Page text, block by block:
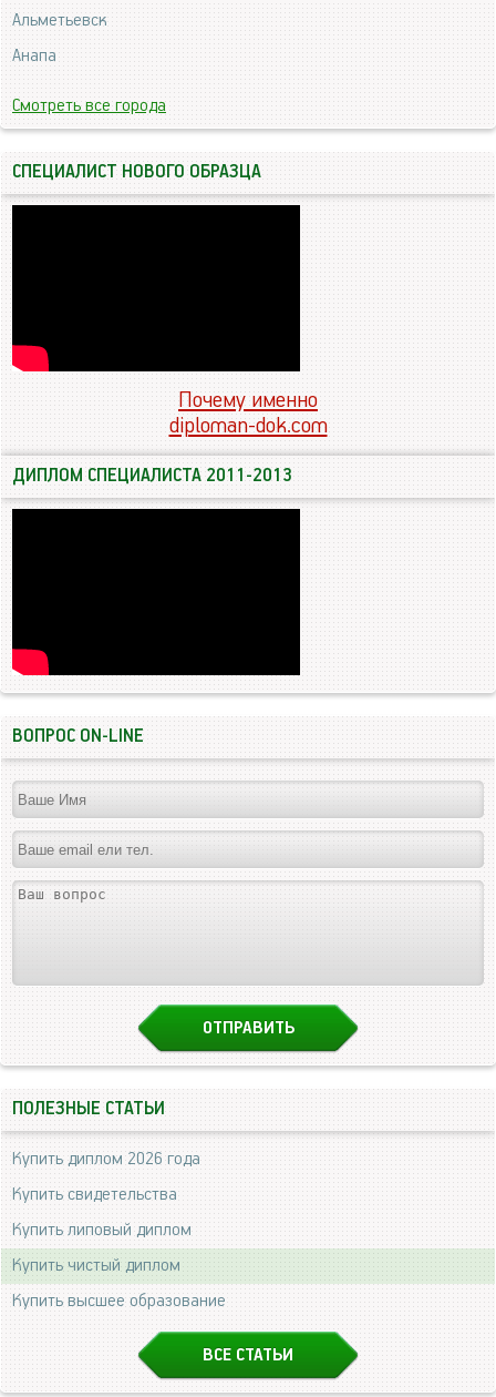
Альметьевск
Анапа
Смотреть все города
СПЕЦИАЛИСТ НОВОГО ОБРАЗЦА
Почему именно
diploman-dok.com
ДИПЛОМ СПЕЦИАЛИСТА 2011-2013
ВОПРОС ON-LINE
ПОЛЕЗНЫЕ СТАТЬИ
Купить диплом 2026 года
Купить свидетельства
Купить липовый диплом
Купить чистый диплом
Купить высшее образование
ВСЕ СТАТЬИ